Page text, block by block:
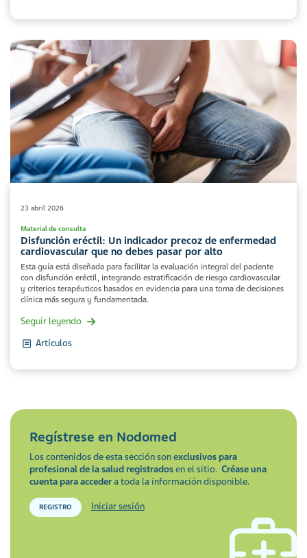
23 abril 2026
Material de consulta
Disfunción eréctil: Un indicador precoz de enfermedad
cardiovascular que no debes pasar por alto
Esta guía está diseñada para facilitar la evaluación integral del paciente
con disfunción eréctil, integrando estratificación de riesgo cardiovascular
y criterios terapéuticos basados en evidencia para una toma de decisiones
clínica más segura y fundamentada.
Seguir leyendo
Artículos
Regístrese en Nodomed
Los contenidos de esta sección son exclusivos para
profesional de la salud registradosen el sitio. Créase una
cuenta para accedera toda la información disponible.
REGISTRO Iniciar sesión